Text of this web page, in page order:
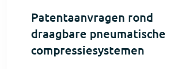
Patentaanvragen rond
draagbare pneumatische
compressiesystemen